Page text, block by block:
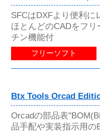
SFCはDXFより便利に
ほとんどのCADをフ
チン機能付
フリーソフト
Btx Tools Orcad
Orcadの部品表
品手配や実装指示用の